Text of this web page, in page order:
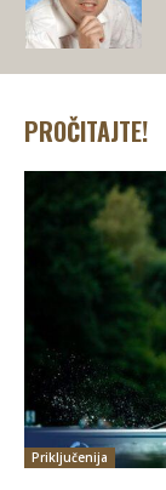
PROČITAJTE!
Priključenija